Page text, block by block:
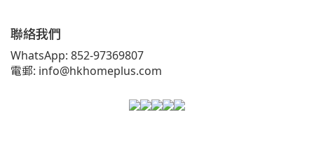
聯絡我們
WhatsApp: 852-97369807
電郵: info@hkhomeplus.com